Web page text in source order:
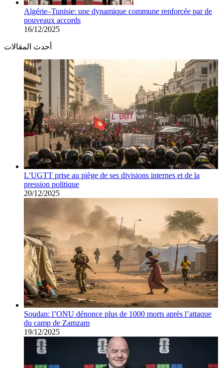
Algérie–Tunisie: une dynamique commune renforcée par de
nouveaux accords
16/12/2025
أحدث المقالات
L’UGTT prise au piège de ses divisions internes et de la
pression politique
20/12/2025
Soudan: l’ONU dénonce plus de 1000 morts après l’attaque
du camp de Zamzam
19/12/2025